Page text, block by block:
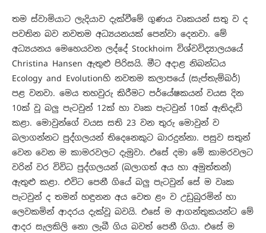
තම ස්වාමියාට ලැදියාව දැක්වීමේ ගුණය වෘකයන් සතු ව ද
පවතින බව නවතම අධ්‍යයනයක් පෙන්වා දෙනවා. මේ
අධ්‍යයනය මෙහෙයවන ලද්දේ Stockhoim විශ්වවිද්‍යාලයයේ
Christina Hansen ඇතුළු පිරිසයි. මීට අදාළ නිබන්ධය
Ecology and Evolutionහි නවතම කලාපයේ (සැප්තැම්බර්)
පළ වනවා. මෙය තහවුරු කිරීමට පර්යේෂකයන් වයස දින
10ක් වූ බලු පැටවුන් 12ක් හා වෘක පැටවුන් 10ක් ඇතිදැඩි
කළා. මොවුන්ගේ වයස සති 23 වන තුරු මොවුන් ව
බලාගන්නට පුද්ගලයන් තිදෙනෙකුට බාරදුන්නා. පසුව සතුන්
වෙන වෙන ම කාමරවලට දැමුවා. එසේ දමා මේ කාමරවලට
වරින් වර විවිධ පුද්ගලයන් (බලාගත් අය හා අමුත්තන්)
ඇතුළු කළා. එවිට පෙනී ගියේ බලු පැටවුන් සේ ම වෘක
පැටවුන් ද තමන් හඳුනන අය වෙත ළං ව උඩුබුරමින් හා
ලෙවකමින් ආදරය දැක්වූ බවයි. එසේ ම ආගන්තුකයන්ට මේ
ආදර සැලකිලි නො ලැබී ගිය බවත් පෙනී ගියා. එසේ ම